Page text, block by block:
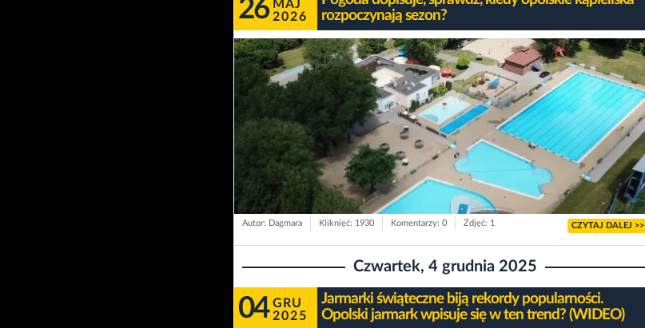
26 MAJ
2026
rozpoczynają sezon?
Autor: Dagmara Kliknięć: 1930 Komentarzy: 0 Zdjęć: 1 CZYTAJ DALEJ >>
Czwartek, 4 grudnia 2025
04 GRU
2025
Jarmarki świąteczne biją rekordy popularności.
Opolski jarmark wpisuje się w ten trend? (WIDEO)